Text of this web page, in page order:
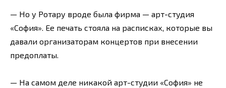
— Но у Ротару вроде была фирма — арт-студия
«София». Ее печать стояла на расписках, которые вы
давали организаторам концертов при внесении
предоплаты.
— На самом деле никакой арт-студии «София» не